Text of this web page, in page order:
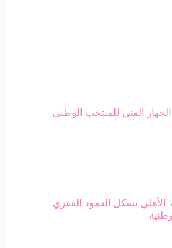
الفني للمنتخب الوطني
الأهلي يشكل العمود الفقري